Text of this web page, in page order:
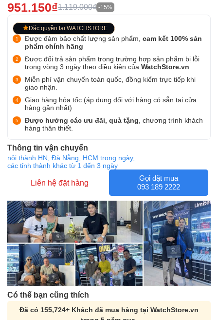
951.150₫1.119.000₫ -15%
Đặc quyền tại WATCHSTORE
Được đảm bảo chất lượng sản phẩm, cam kết 100% sản
phẩm chính hãng
Được đổi trả sản phẩm trong trường hợp sản phẩm bị lỗi
trong vòng 3 ngày theo điều kiện của WatchStore.vn
Miễn phí vận chuyển toàn quốc, đồng kiểm trực tiếp khi
giao nhận.
Giao hàng hỏa tốc (áp dụng đối với hàng có sẵn tại cửa
hàng gần nhất)
Được hưởng các ưu đãi, quà tặng , chương trình khách
hàng thân thiết.
Thông tin vận chuyển
nội thành HN, Đà Nẵng, HCM trong ngày,
các tỉnh thành khác từ 1 đến 3 ngày
Liên hệ đặt hàng
Gọi đặt mua
093 189 2222
Có thể bạn cũng thích
Đã có 155,724+ Khách đã mua hàng tại WatchStore.vn